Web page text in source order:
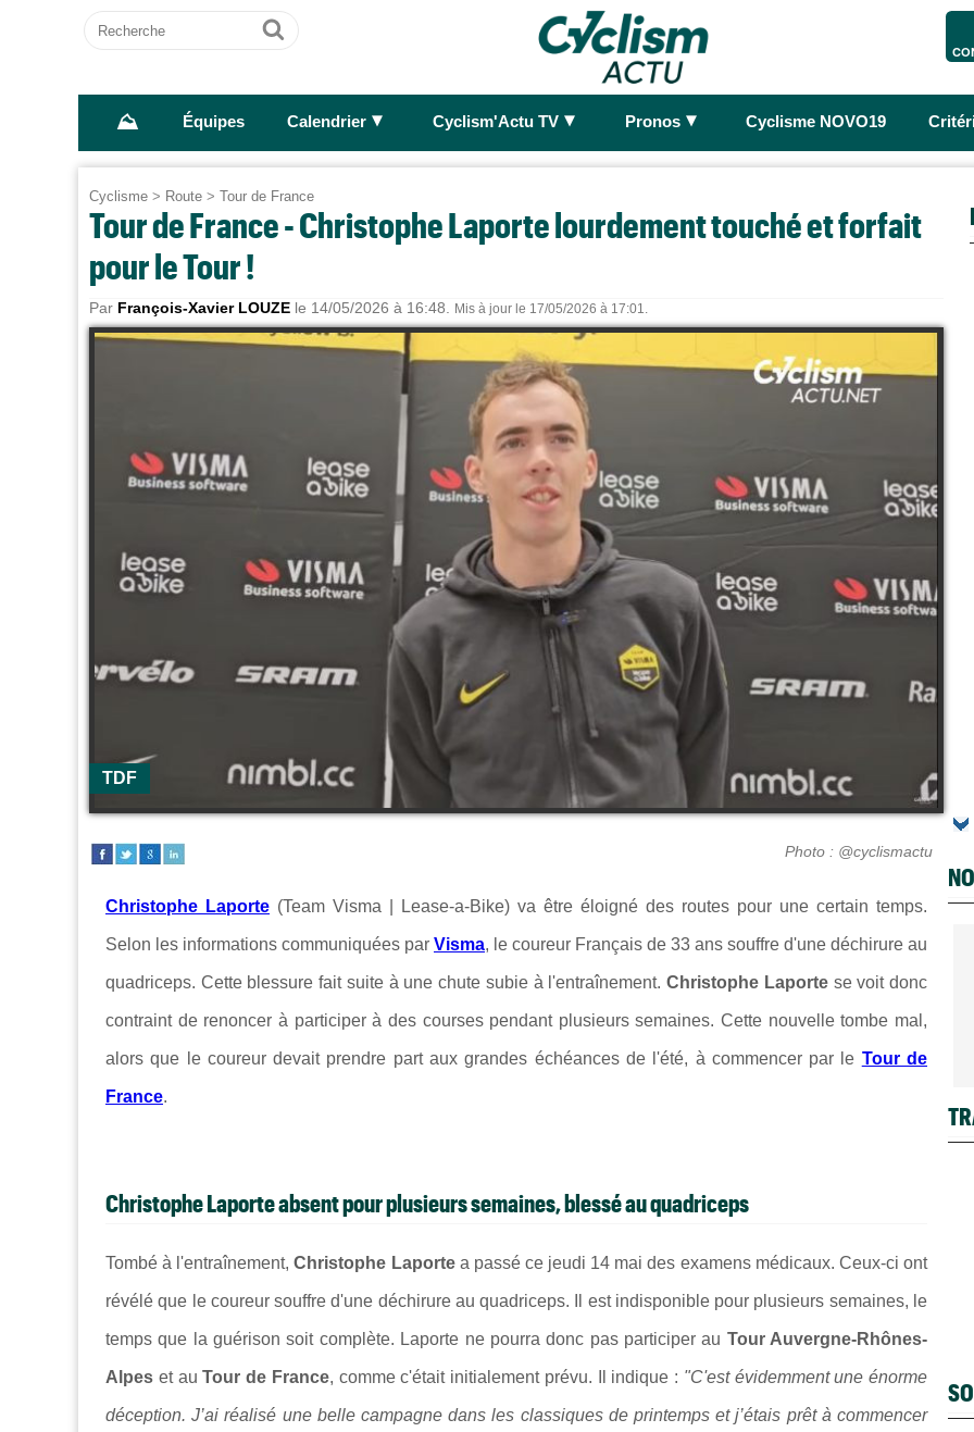
Recherche
Ok
⛰ Équipes Calendrier ► Cyclism'Actu TV ► Pronos ► Cyclisme NOVO19
Cyclisme > Route > Tour de France
Tour de France - Christophe Laporte lourdement touché et forfait
pour le Tour !
Par François-Xavier LOUZE le 14/05/2026 à 16:48. Mis à jour le 17/05/2026 à 17:01.
TDF
Photo : @cyclismactu
Christophe Laporte (Team Visma | Lease-a-Bike) va être éloigné des routes pour une certain temps.
Selon les informations communiquées par Visma, le coureur Français de 33 ans souffre d'une déchirure au
quadriceps. Cette blessure fait suite à une chute subie à l'entraînement.Christophe Laportese voit donc
contraint de renoncer à participer à des courses pendant plusieurs semaines. Cette nouvelle tombe mal,
alors que le coureur devait prendre part aux grandes échéances de l'été, à commencer par le Tour de
France.
Christophe Laporte absent pour plusieurs semaines, blessé au quadriceps
Tombé à l'entraînement,Christophe Laportea passé ce jeudi 14 mai des examens médicaux. Ceux-ci ont
révélé que le coureur souffre d'une déchirure au quadriceps. Il est indisponible pour plusieurs semaines, le
temps que la guérison soit complète. Laporte ne pourra donc pas participer au Tour Auvergne-Rhônes-
Alpes et auTour de France, comme c'était initialement prévu. Il indique : "C'est évidemment une énorme
déception. J’ai réalisé une belle campagne dans les classiques de printemps et j’étais prêt à commencer